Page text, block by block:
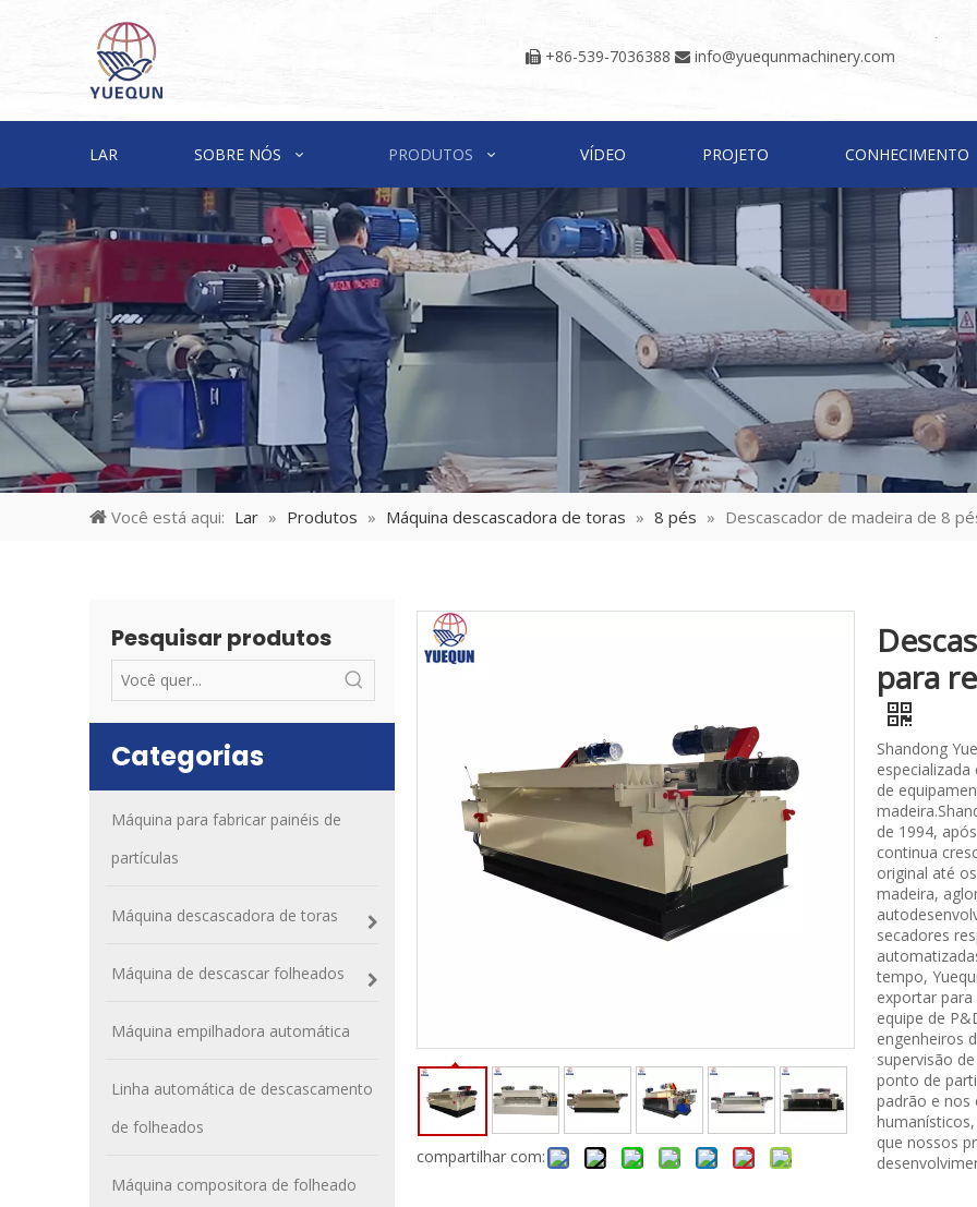
 +86-539-7036388  info@yuequnmachinery.com
LAR SOBRE NÓS PRODUTOS VÍDEO PROJETO CONHECIMENTO
Você está aqui: Lar » Produtos » Máquina descascadora de toras » 8 pés » Descascador de madeira de 8
Pesquisar produtos
Categorias
Máquina para fabricar painéis de
partículas
Máquina descascadora de toras
Máquina de descascar folheados
Máquina empilhadora automática
Linha automática de descascamento
de folheados
Máquina compositora de folheado
compartilhar com:
para
Shandong
de
de 1994,
continua
original até
madeira,
secadores
tempo,
exportar
equipe de
engenheiros
supervisão
ponto de
padrão e nos
que nossos